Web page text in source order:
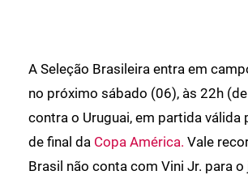
A Seleção Brasileira entra em
no próximo sábado (06), às 22h
contra o Uruguai, em partida válida
de final da Copa América. Vale
Brasil não conta com Vini Jr. para